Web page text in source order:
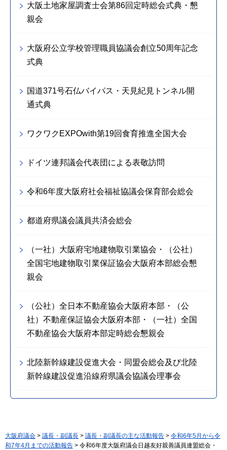
大阪土地家屋調査士会第86回定時総会式典・懇
親会
大阪府公立学校管理職員協議会創立50周年記念
式典
国道371号石仏バイパス・天見紀見トンネル開
通式典
ワクワクEXPOwith第19回食育推進全国大会
ドイツ連邦議会代表団による表敬訪問
令和6年度大阪府社会福祉協議会保育部会総会
都道府県議会議員共済会総会
（一社）大阪府宅地建物取引業協会・（公社）
全国宅地建物取引業保証協会大阪府本部総会懇
親会
（公社）全日本不動産協会大阪府本部・（公
社）不動産保証協会大阪府本部・（一社）全国
不動産協会大阪府本部定時総会懇親会
北陸新幹線建設促進大会・同盟会総会及び北陸
新幹線建設促進沿線府県議会協議会理事会
大阪府議会 > 議長・副議長 > 議長・副議長の主な活動報告 > 令和6年5月から令
和7年4月までの活動報告 > 令和6年度大阪府議会日越友好親善議員連盟総会・